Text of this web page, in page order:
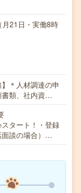
21日・実働8時
＊人材調達の申
書類、社内資…
タート！・登録
面談の場合）…